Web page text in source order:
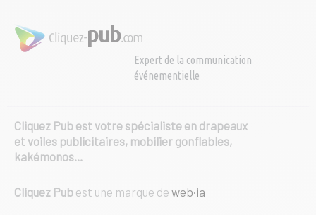
Expert de la communication
événementielle
Cliquez Pub est votre spécialiste en drapeaux
et voiles publicitaires, mobilier gonflables,
kakémonos…
Cliquez Pub est une marque de web·ia